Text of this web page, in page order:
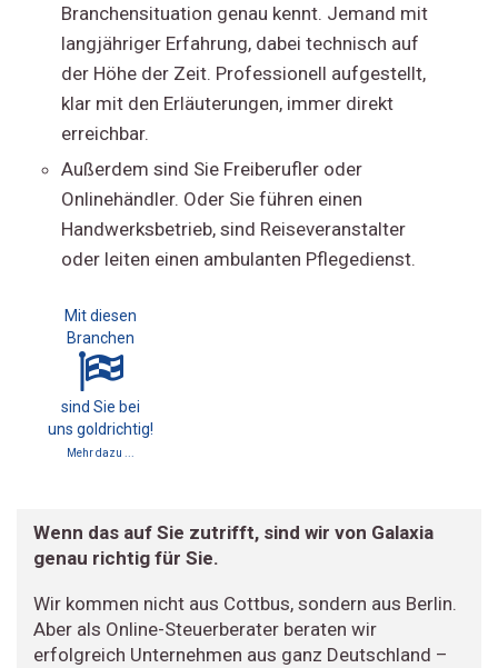
Branchensituation genau kennt. Jemand mit
langjähriger Erfahrung, dabei technisch auf
der Höhe der Zeit. Professionell aufgestellt,
klar mit den Erläuterungen, immer direkt
erreichbar.
Außerdem sind Sie Freiberufler oder
Onlinehändler. Oder Sie führen einen
Handwerksbetrieb, sind Reiseveranstalter
oder leiten einen ambulanten Pflegedienst.
Mit diesen
Branchen
sind Sie bei
uns goldrichtig!
Mehr dazu ...
Wenn das auf Sie zutrifft, sind wir von Galaxia
genau richtig für Sie.
Wir kommen nicht aus Cottbus, sondern aus Berlin.
Aber als Online-Steuerberater beraten wir
erfolgreich Unternehmen aus ganz Deutschland –